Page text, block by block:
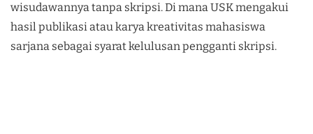
wisudawannya tanpa skripsi. Di mana USK mengakui
hasil publikasi atau karya kreativitas mahasiswa
sarjana sebagai syarat kelulusan pengganti skripsi.